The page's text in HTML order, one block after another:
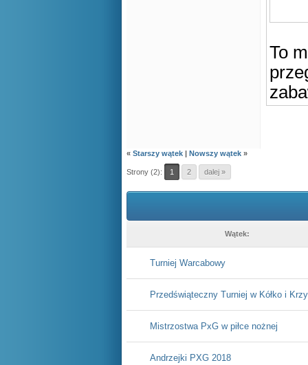
To
« Starszy wątek | Nowszy wątek »
Strony (2): 1 2 dalej »
Wątek:
Turniej Warcabowy
Przedświąteczny Turniej w Kółko i
Mistrzostwa PxG w piłce nożnej
Andrzejki PXG 2018